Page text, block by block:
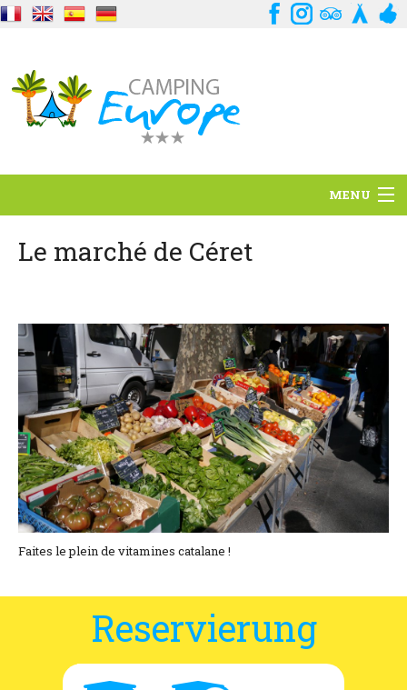
MENU
Standort
Dienstleistungen
Kontakt
Lage und Zufahrt
Kontaktformular
Dokumentation
Nachrichten
Campingplatz und Preise
Zimmer pro Nacht und Preise
Le marché de Céret
Faites le plein de vitamines catalane !
Reservierung